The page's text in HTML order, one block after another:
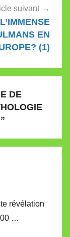
suivant
EN
(1)
DE
”
révélation
…